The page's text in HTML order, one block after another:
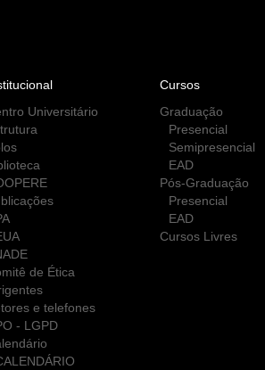
Universitário
de Ética
e telefones
- LGPD
Cursos
Graduação
Presencial
Semipresencial
EAD
Pós-Graduação
Presencial
EAD
Cursos Livres